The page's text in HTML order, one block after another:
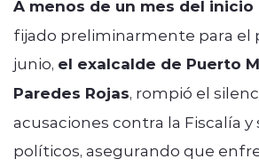
A menos de un mes del
fijado preliminarmente para el
junio, el exalcalde de Puerto
Paredes Rojas, rompió el
acusaciones contra la Fiscalía y
políticos, asegurando que